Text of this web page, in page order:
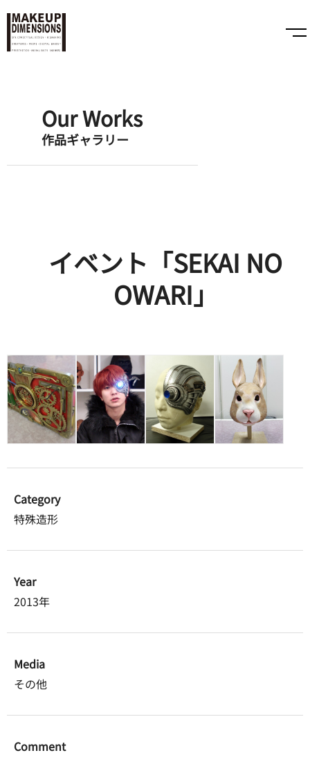
Our Works
作品ギャラリー
イベント「SEKAI NO
OWARI」
Category
特殊造形
Year
2013年
Media
その他
Comment